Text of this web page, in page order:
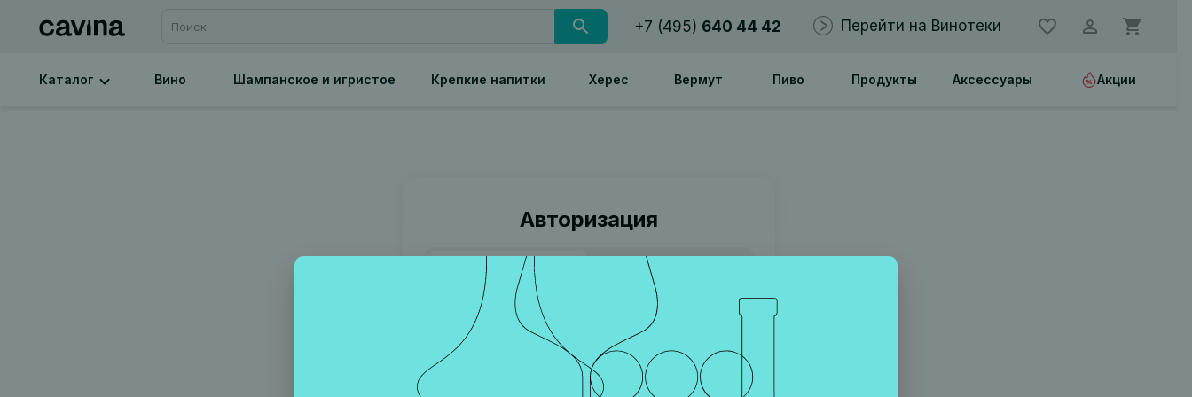
+7 (495) 640 44 42 Перейти на Винотеки
Каталог Вино Шампанское и игристое Крепкие напитки Херес Вермут Пиво Продукты Аксессуары Акции
Авторизация
Номер телефона Пароль
Телефон